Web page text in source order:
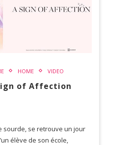
HOME VIDEO
of Affection
sourde, se retrouve un jour
élève de son école,